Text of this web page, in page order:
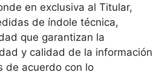
en exclusiva al Titular,
de índole técnica,
que garantizan la
y calidad de la información
de acuerdo con lo